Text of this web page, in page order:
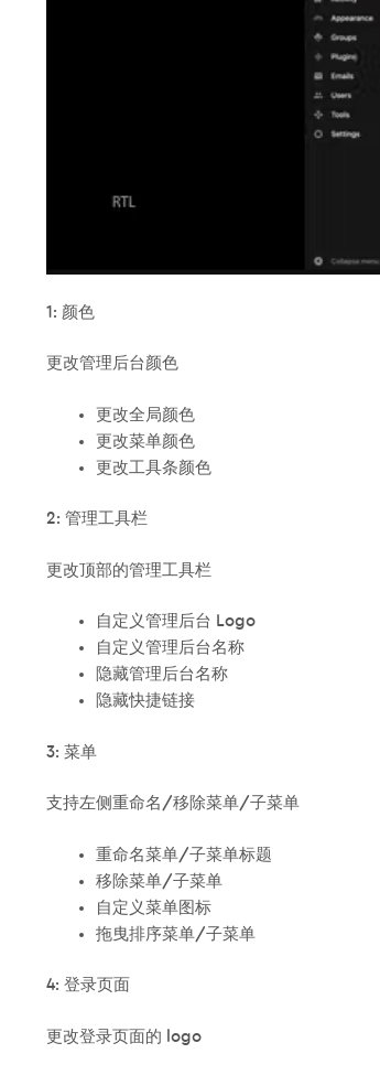
1: 颜色
更改管理后台颜色
更改全局颜色
更改菜单颜色
更改工具条颜色
2: 管理工具栏
更改顶部的管理工具栏
自定义管理后台 Logo
自定义管理后台名称
隐藏管理后台名称
隐藏快捷链接
3: 菜单
支持左侧重命名/移除菜单/子菜单
重命名菜单/子菜单标题
移除菜单/子菜单
自定义菜单图标
拖曳排序菜单/子菜单
4: 登录页面
更改登录页面的 logo